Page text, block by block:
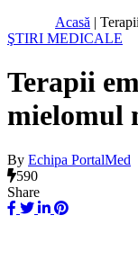
Acasă |
ŞTIRI MEDICALE
Terapii
mielomul
By Echipa PortalMed
590
Share